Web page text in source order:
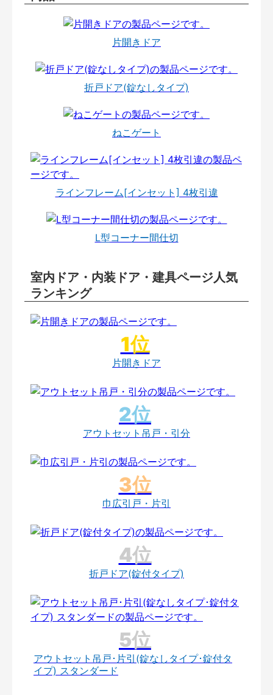
片開きドア
折戸ドア(錠なしタイプ)
ねこゲート
ラインフレーム[インセット] 4枚引違
L型コーナー間仕切
室内ドア・内装ドア・建具ページ人気
ランキング
片開きドア
アウトセット吊戸・引分
巾広引戸・片引
折戸ドア(錠付タイプ)
アウトセット吊戸･片引(錠なしタイプ･錠付タ
イプ) スタンダード